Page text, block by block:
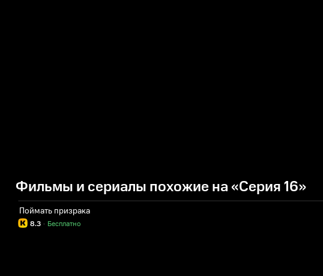
Фильмы и сериалы похожие на «Серия 16»
Поймать призрака
8.3 Бесплатно
·